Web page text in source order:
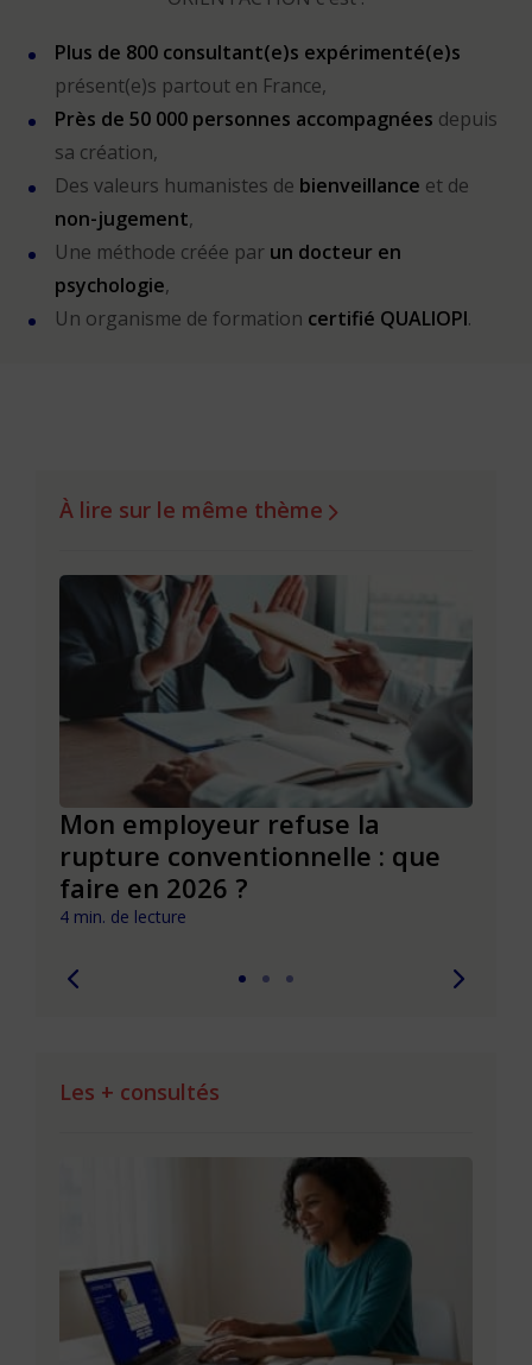
Plus de 800 consultant(e)s expérimenté(e)s
présent(e)s partout en France,
Près de 50 000 personnes accompagnées depuis
sa création,
Des valeurs humanistes de bienveillance et de
non-jugement,
Une méthode créée par un docteur en
psychologie,
Un organisme de formation certifié QUALIOPI.
À lire sur le même thème
Mon employeur refuse la
rupture conventionnelle : que
faire en 2026 ?
4 min. de lecture
Les + consultés